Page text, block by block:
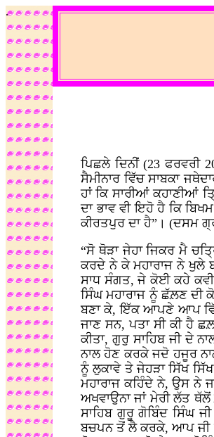
.
ਪਿਛਲੇ ਦਿਨੀਂ (23 ਫਰਵਰੀ
ਸੈਮੀਨਾਰ ਵਿੱਚ ਸਾਬਕਾ
ਹਾਂ ਕਿ ਸਾਰੀਆਂ ਕਹਾਣੀਆਂ
ਦਾ ਭਾਵ ਵੀ ਇਹੋ ਹੈ ਕਿ
ਕੀਰਤਪੁਰ ਦਾ ਹੈ”। (ਦਸਮ
“ਸੋ ਥੋੜਾ ਜੇਹਾ ਜਿਕਰ ਮੈ
ਕਰਦੇ ਨੇ ਕੇ ਮਹਾਰਾਜ ਨੇ ਖੁਲੇ
ਸਾਧ ਸੰਗਤ, ਜੇ ਕੋਈ ਕਹੇ
ਸਿੰਘ ਮਹਾਰਾਜ ਨੂੰ ਛੱਲ਼ਣ ਦੀ
ਬਣਾ ਕੇ, ਇੱਕ ਆਪਣੇ ਆਪ ਵਿੱਚ
ਜਾਣ ਸਨ, ਪਤਾ ਸੀ ਕੀ ਹੈ
ਕੀਤਾ, ਗੁਰੁ ਸਾਹਿਬ ਜੀ ਦੇ
ਨਾਲ ਹੋਣ ਕਰਕੇ ਜਦੋ ਹਜੂਰ
ਨੂੰ ਲੁਕਾਵੇ ਤੇ ਜੇਹੜਾ ਸਿੱਖ
ਮਹਾਰਾਜ ਕਹਿੰਦੇ ਨੇ, ਉਸ ਨੇ
ਅਖਵਾਉਨਾ ਜਾਂ ਮੇਰੀ ਲੱਤ
ਸਾਹਿਬ ਗੁਰੂ ਗੋਬਿੰਦ ਸਿੰਘ
ਬਚਪਨ ਤੋਂ ਲੈ ਕਰਕੇ, ਆਪ ਜੀ